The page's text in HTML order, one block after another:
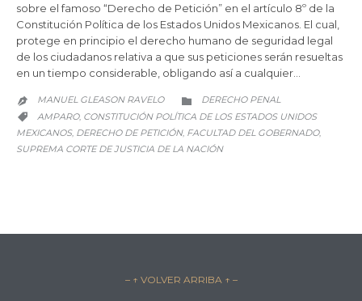
sobre el famoso “Derecho de Petición” en el artículo 8º de la
Constitución Política de los Estados Unidos Mexicanos. El cual,
protege en principio el derecho humano de seguridad legal
de los ciudadanos relativa a que sus peticiones serán resueltas
en un tiempo considerable, obligando así a cualquier…
 MANUEL GLEASON RAVELO  CATEGORY
DERECHO PENAL
 CATEGORY
AMPARO, CONSTITUCIÓN POLÍTICA DE LOS ESTADOS UNIDOS
MEXICANOS, DERECHO DE PETICIÓN, FACULTAD DEL GOBERNADO,
SUPREMA CORTE DE JUSTICIA DE LA NACIÓN
– ↑ VOLVER ARRIBA ↑ –